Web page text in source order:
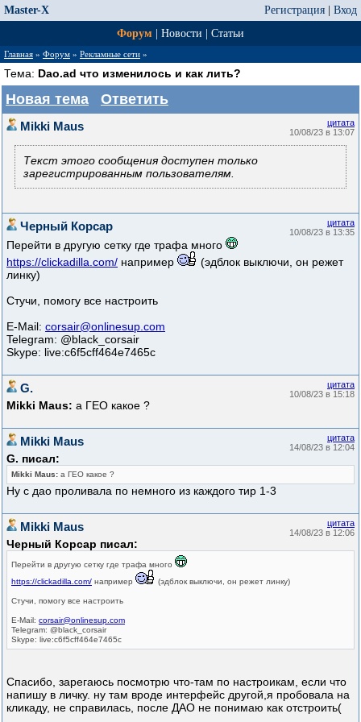
Master-X Регистрация
Вход
Форум
Новости Статьи
Главная » Форум » Рекламные сети »
Тема: Dao.ad что изменилось и как лить?
Новая тема Ответить
цитата
10/08/23 в 13:07
Mikki Maus
Текст этого сообщения доступен только
зарегистрированным пользователям.
цитата
10/08/23 в 13:35
Черный Корсар
Перейти в другую сетку где трафа много
https://clickadilla.com/ например
(эдблок выключи, он режет
линку)
Стучи, помогу все настроить
E-Mail: corsair@onlinesup.com
Telegram: @black_corsair
Skype: live:c6f5cff464e7465c
цитата
10/08/23 в 15:18
G.
Mikki Maus: а ГЕО какое ?
цитата
14/08/23 в 12:04
Mikki Maus
G. писал:
Mikki Maus: а ГЕО какое ?
Ну с дао проливала по немного из каждого тир 1-3
цитата
14/08/23 в 12:06
Mikki Maus
Черный Корсар писал:
Перейти в другую сетку где трафа много
https://clickadilla.com/ например (эдблок выключи, он режет линку)
Стучи, помогу все настроить
E-Mail: corsair@onlinesup.com
Telegram: @black_corsair
Skype: live:c6f5cff464e7465c
Спасибо, зарегаюсь посмотрю что-там по настроикам, если что
напишу в личку. ну там вроде интерфейс другой,я пробовала на
кликаду, не справилась, после ДАО не понимаю как отстроить(